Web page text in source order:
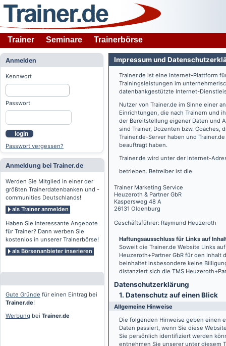
Trainer Seminare Trainerbörse
Anmelden
Kennwort
Passwort
login
Passwort vergessen?
Anmeldung bei Trainer.de
Werden Sie Mitglied in einer der
größten Trainerdatenbanken und -
communities Deutschlands!
als Trainer anmelden
Haben Sie interessante Angebote
für Trainer? Dann werben Sie
kostenlos in unserer Trainerbörse!
als Börsenanbieter inserieren
Gute Gründe für einen Eintrag bei
Trainer.de!
Werbung bei Trainer.de
Impressum und
Trainer.de ist eine Internet-Plattform
Trainingsleistungen im
datenbankgestützte Internet-
Nutzer von Trainer.de im Sinne einer
Einrichtungen, die nach Trainern und
der Bereitstellung eigener Daten und
sind Trainer, Dozenten bzw.
Trainer.de-Server haben und Trainer.de
beauftragt haben.
Trainer.de wird unter der Internet-
betrieben. Betreiber ist die
Trainer Marketing Service
Heuzeroth & Partner GbR
Kaspersweg 48 A
26131 Oldenburg
Geschäftsführer: Raymund Heuzeroth
Haftungsausschluss für Links auf
Soweit die Trainer.de Website Links
Heuzeroth+Partner GbR für den Inhalt
beinhaltet insbesondere keine
distanziert sich die TMS
Datenschutz­erklärung
1. Datenschutz auf einen Blick
Allgemeine Hinweise
Die folgenden Hinweise geben einen
Daten passiert, wenn Sie diese
Sie persönlich identifiziert werden
entnehmen Sie unserer unter diesem